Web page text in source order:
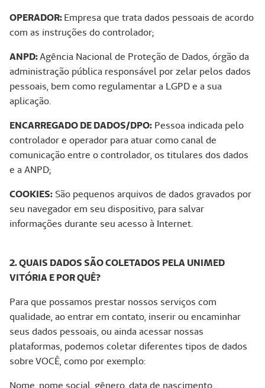
OPERADOR:Empresa que trata dados pessoais de acordo
com as instruções do controlador;
ANPD:Agência Nacional de Proteção de Dados, órgão da
administração pública responsável por zelar pelos dados
pessoais, bem como regulamentar a LGPD e a sua
aplicação.
ENCARREGADO DE DADOS/DPO: Pessoa indicada pelo
controlador e operador para atuar como canal de
comunicação entre o controlador, os titulares dos dados
e a ANPD;
COOKIES: São pequenos arquivos de dados gravados por
seu navegador em seu dispositivo, para salvar
informações durante seu acesso à Internet.
2. QUAIS DADOS SÃO COLETADOS PELA UNIMED
VITÓRIA E POR QUÊ?
Para que possamos prestar nossos serviços com
qualidade, ao entrar em contato, inserir ou encaminhar
seus dados pessoais, ou ainda acessar nossas
plataformas, podemos coletar diferentes tipos de dados
sobre VOCÊ, como por exemplo:
Nome, nome social, gênero, data de nascimento,